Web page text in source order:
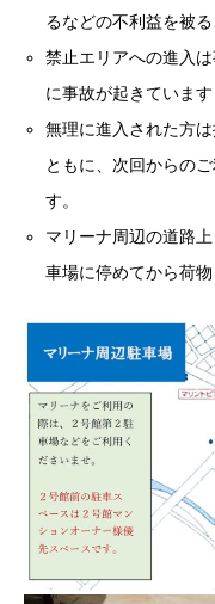
るなどの不利益を被る
禁止エリアへの進入
に事故が起きています
無理に進入された方
ともに、次回からの
す。
マリーナ周辺の道路
車場に停めてから荷物